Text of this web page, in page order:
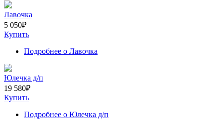
Лавочка
5 050₽
Купить
Подробнее о Лавочка
Юлечка д/п
19 580₽
Купить
Подробнее о Юлечка д/п